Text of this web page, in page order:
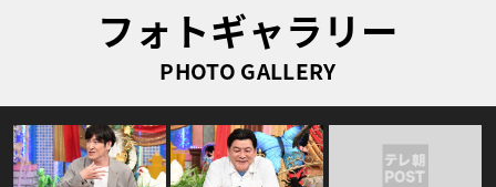
フォトギャラリー
PHOTO GALLERY